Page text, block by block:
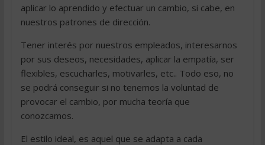
aplicar lo aprendido y efectuar un cambio, si cabe, en
nuestros patrones de dirección.
Tener interés por nuestros empleados, interesarnos
por sus deseos, necesidades, aplicar la empatía, ser
flexibles, escucharles, motivarles, etc.. Todo eso, no
se podrá conseguir si no tenemos la voluntad de
provocar el cambio, por mucha teoría que
conozcamos.
El estilo ideal, es aquel que se adapta a cada